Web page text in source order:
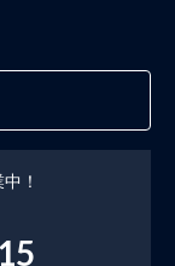
！